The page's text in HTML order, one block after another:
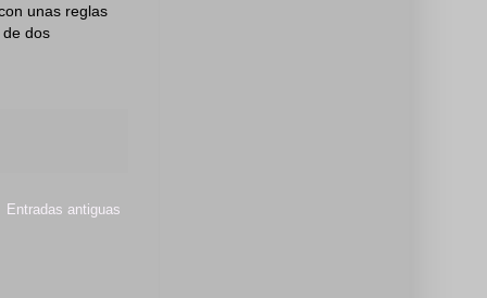
unas reglas
dos
Entradas antiguas